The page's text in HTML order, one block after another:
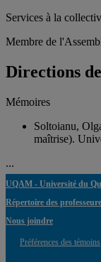
Services à la
Membre de
Directions
Mémoires
Soltoianu,
maîtrise).
...
UQAM - Université du
Répertoire des
Nous joindre
Préférences des témoins